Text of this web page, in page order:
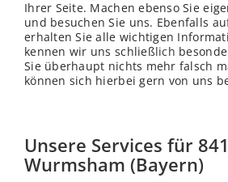
Ihrer Seite. Machen ebenso Sie
und besuchen Sie uns. Ebenfalls
erhalten Sie alle wichtigen
kennen wir uns schließlich
Sie überhaupt nichts mehr falsch
können sich hierbei gern von uns
Unsere Services für
Wurmsham (Bayern)